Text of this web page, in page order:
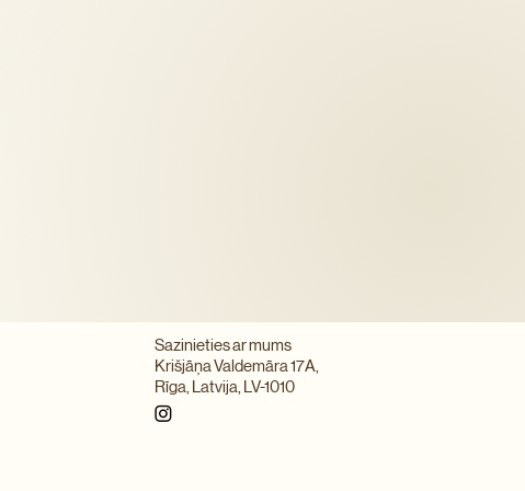
Sazinieties ar mums
Krišjāņa Valdemāra 17A,
Rīga, Latvija, LV-1010